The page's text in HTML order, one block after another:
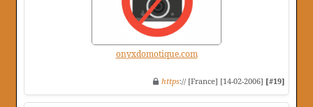
onyxdomotique.com
https:// [France] [14-02-2006] [#19]